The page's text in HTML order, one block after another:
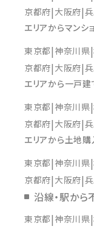
京都府 大阪府
エリアからマンシ
東京都 神奈川県
京都府 大阪府
エリアから一戸
東京都 神奈川県
京都府 大阪府
エリアから土地
東京都 神奈川県
京都府 大阪府
沿線・駅か
東京都 神奈川県